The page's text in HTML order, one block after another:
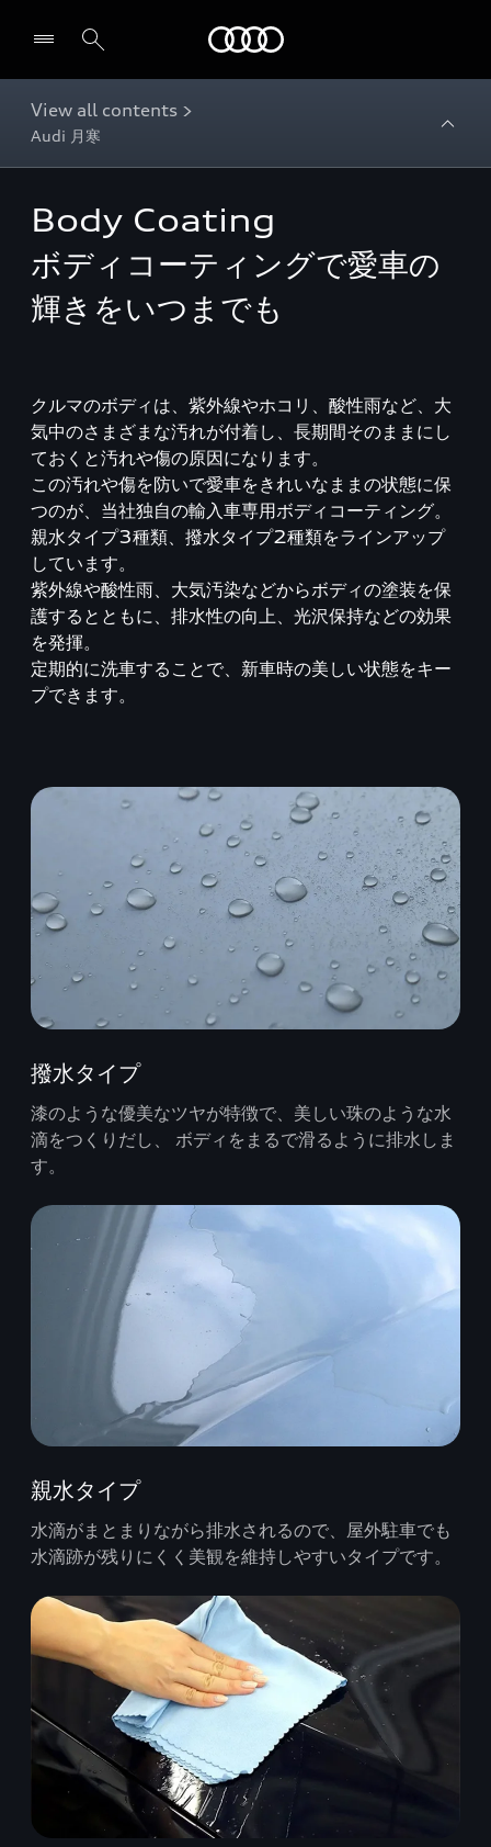
View all contents >
Audi 月寒
Body Coating
ボディコーティングで愛車の
輝きをいつまでも
クルマのボディは、紫外線やホコリ、酸性雨など、大
気中のさまざまな汚れが付着し、長期間そのままにし
ておくと汚れや傷の原因になります。
この汚れや傷を防いで愛車をきれいなままの状態に保
つのが、当社独自の輸入車専用ボディコーティング。
親水タイプ3種類、撥水タイプ2種類をラインアップ
しています。
紫外線や酸性雨、大気汚染などからボディの塗装を保
護するとともに、排水性の向上、光沢保持などの効果
を発揮。
定期的に洗車することで、新車時の美しい状態をキー
プできます。
撥水タイプ
漆のような優美なツヤが特徴で、美しい珠のような水
滴をつくりだし、 ボディをまるで滑るように排水しま
す。
親水タイプ
水滴がまとまりながら排水されるので、屋外駐車でも
水滴跡が残りにくく美観を維持しやすいタイプです。